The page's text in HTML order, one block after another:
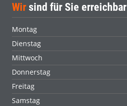
Wir sind für Sie erreichbar
Montag
Dienstag
Mittwoch
Donnerstag
Freitag
Samstag